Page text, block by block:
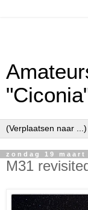
zondag 19 maart
M31